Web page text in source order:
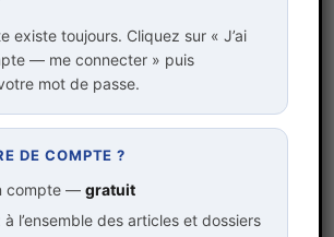
particulier.
existe toujours. Cliquez sur « J’ai
— me connecter » puis
mot de passe.
DE COMPTE ?
compte —gratuit
l’ensemble des articles et dossiers